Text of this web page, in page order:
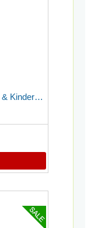
Avene Réflexe Solaire für Babys & Kinder SPF 50